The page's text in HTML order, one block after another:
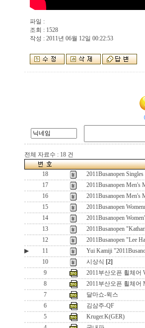
파일 :
조회 : 1528
작성 : 2011년 06월 12일 00:22:53
전체 자료수 : 18 건
18 2011Busanopen
17
2011Busanopen Men's
16
2011Busanopen Men's
15
2011Busanopen
14
2011Busanopen
13
2011Busanopen
12
2011Busanopen "Lee
▶
11 Yui Kamiji
10
시상식 [2]
9
2011부산오픈 휠체어
8
2011부산오픈 휠체어
7
달마쇼-윅스
6
김삼주-QF
5
Kruger.K(GER)